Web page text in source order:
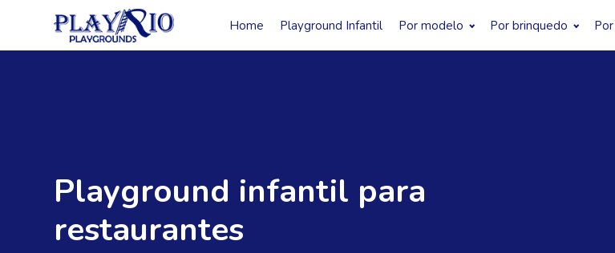
Home Playground Infantil Por modelo Por brinquedo
Playground infantil para
restaurantes